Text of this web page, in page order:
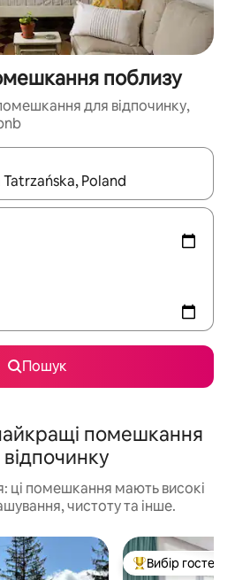
поблизу
для відпочинку,
пошуку, використовуйте для
Пошук
помешкання
ці помешкання мають високі
чистоту та інше.
Топ вибір гостей
Вибір гостей